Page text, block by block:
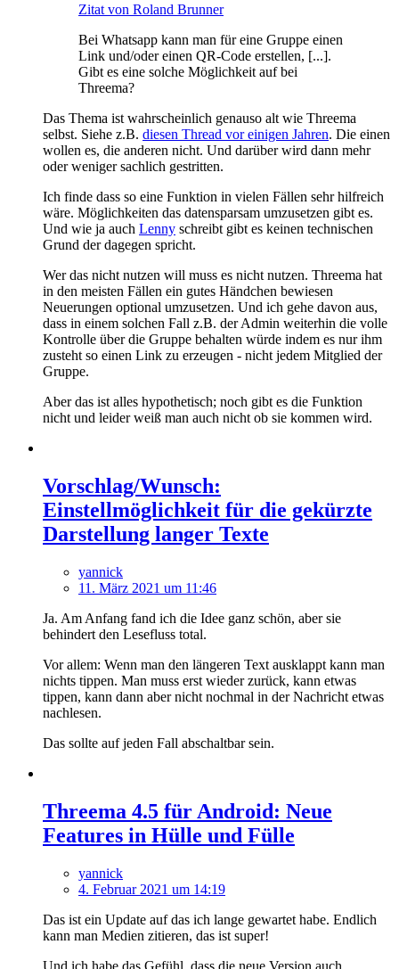
Zitat von Roland Brunner
Bei Whatsapp kann man für eine Gruppe einen
Link und/oder einen QR-Code erstellen, [...].
Gibt es eine solche Möglichkeit auf bei
Threema?
Das Thema ist wahrscheinlich genauso alt wie Threema
selbst. Siehe z.B. diesen Thread vor einigen Jahren. Die einen
wollen es, die anderen nicht. Und darüber wird dann mehr
oder weniger sachlich gestritten.
Ich finde dass so eine Funktion in vielen Fällen sehr hilfreich
wäre. Möglichkeiten das datensparsam umzusetzen gibt es.
Und wie ja auch Lenny schreibt gibt es keinen technischen
Grund der dagegen spricht.
Wer das nicht nutzen will muss es nicht nutzen. Threema hat
in den meisten Fällen ein gutes Händchen bewiesen
Neuerungen optional umzusetzen. Und ich gehe davon aus,
dass in einem solchen Fall z.B. der Admin weiterhin die volle
Kontrolle über die Gruppe behalten würde indem es nur ihm
zusteht so einen Link zu erzeugen - nicht jedem Mitglied der
Gruppe.
Aber das ist alles hypothetisch; noch gibt es die Funktion
nicht und leider weiß man auch nicht ob sie kommen wird.
Vorschlag/Wunsch:
Einstellmöglichkeit für die gekürzte
Darstellung langer Texte
yannick
11. März 2021 um 11:46
Ja. Am Anfang fand ich die Idee ganz schön, aber sie
behindert den Lesefluss total.
Vor allem: Wenn man den längeren Text ausklappt kann man
nichts tippen. Man muss erst wieder zurück, kann etwas
tippen, kann dann aber nicht nochmal in der Nachricht etwas
nachlesen.
Das sollte auf jeden Fall abschaltbar sein.
Threema 4.5 für Android: Neue
Features in Hülle und Fülle
yannick
4. Februar 2021 um 14:19
Das ist ein Update auf das ich lange gewartet habe. Endlich
kann man Medien zitieren, das ist super!
Und ich habe das Gefühl, dass die neue Version auch